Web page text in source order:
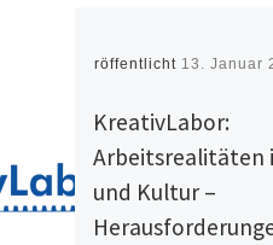
Veröffentlicht 13. Januar
KreativLabor:
Arbeitsrealitäten
und Kultur –